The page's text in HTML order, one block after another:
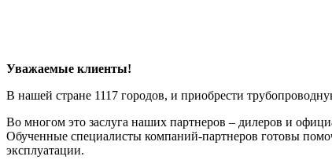
Уважаемые клиенты!
В нашей стране 1117 городов, и приобрести
Во многом это заслуга наших партнеров – дилеров и
Обученные специалисты компаний-партнеров готовы
эксплуатации.